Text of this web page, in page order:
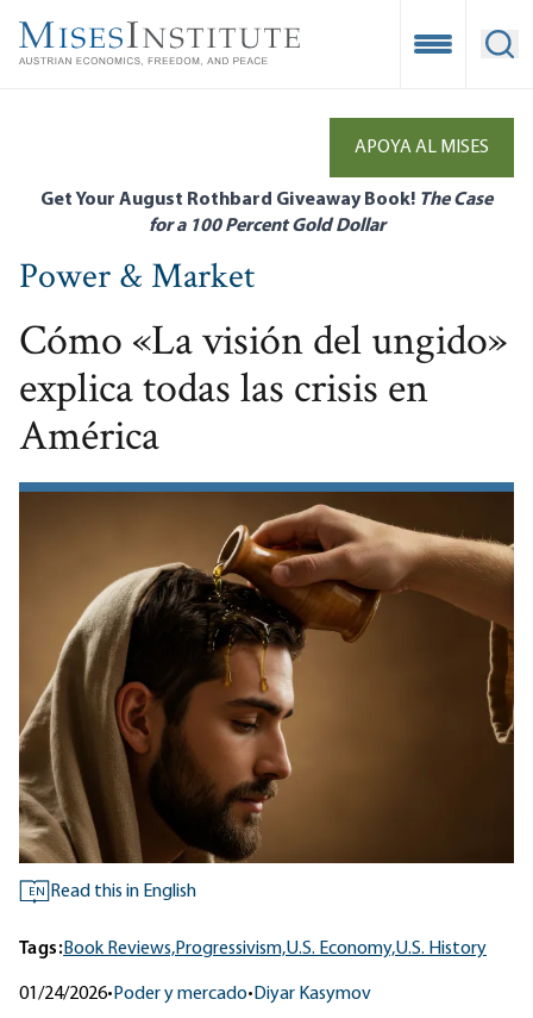
main
Open
APOYA AL MISES
Get Your August Rothbard Giveaway Book! The Case
for a 100 Percent Gold Dollar
Power & Market
Cómo «La visión del ungido»
explica todas las crisis en
América
EN Read this in English
Tags:Book Reviews,Progressivism,U.S. Economy,U.S. History
01/24/2026• Poder y mercado• Diyar Kasymov